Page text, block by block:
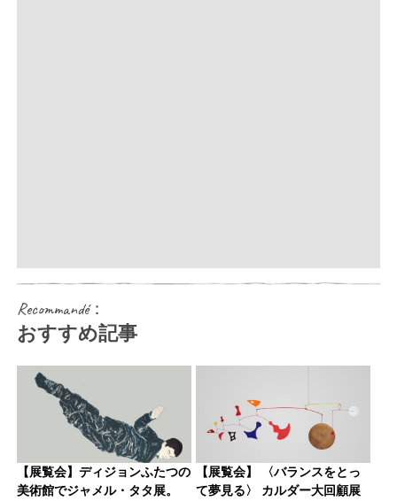
Recommandé：
おすすめ記事
【展覧会】ディジョンふたつの
美術館でジャメル・タタ展。
【展覧会】 〈バランスをとっ
て夢見る〉 カルダー大回顧展